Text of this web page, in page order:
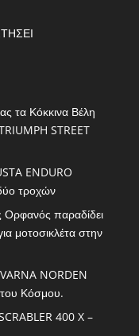
τα Κόκκινα Βέλη
STREET
ENDURO
τροχών
παραδίδει
μοτοσικλέτα στην
NORDEN
Κόσμου.
400 X –